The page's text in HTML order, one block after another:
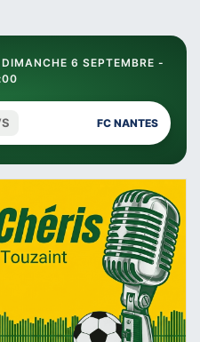
6 SEPTEMBRE -
FC NANTES